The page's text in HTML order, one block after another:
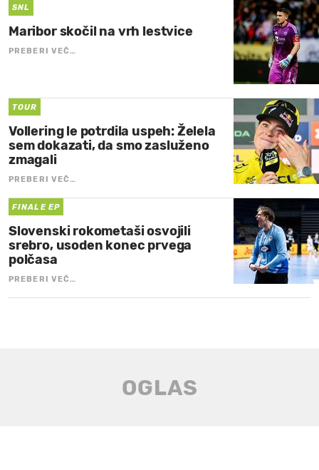
SNL
Maribor skočil na vrh lestvice
PREBERI VEČ…
TOUR
Vollering le potrdila uspeh: Želela
sem dokazati, da smo zasluženo
zmagali
PREBERI VEČ…
FINALE EP
Slovenski rokometaši osvojili
srebro, usoden konec prvega
polčasa
PREBERI VEČ…